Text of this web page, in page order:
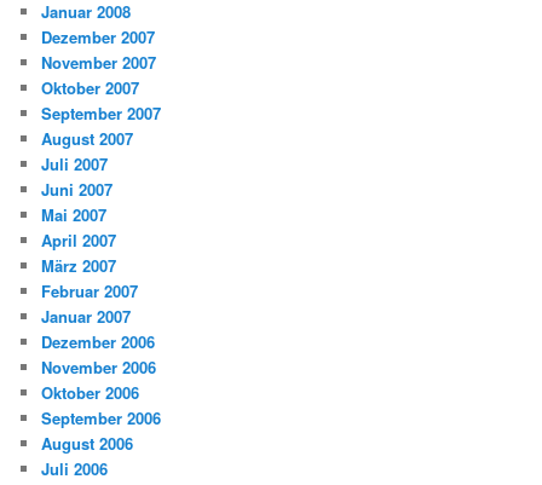
Januar 2008
Dezember 2007
November 2007
Oktober 2007
September 2007
August 2007
Juli 2007
Juni 2007
Mai 2007
April 2007
März 2007
Februar 2007
Januar 2007
Dezember 2006
November 2006
Oktober 2006
September 2006
August 2006
Juli 2006